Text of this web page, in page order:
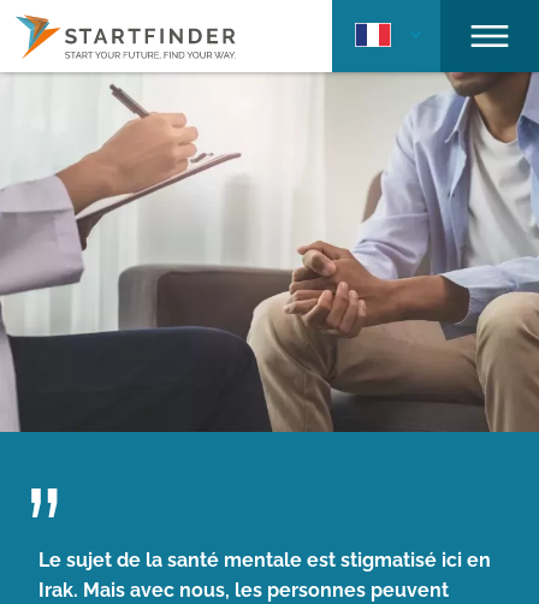
Le sujet de la santé mentale est stigmatisé ici en
Irak. Mais avec nous, les personnes peuvent